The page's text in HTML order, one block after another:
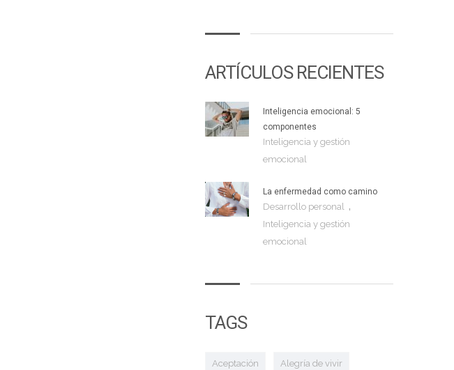
ARTÍCULOS RECIENTES
Inteligencia emocional: 5
componentes
Inteligencia y gestión
emocional
La enfermedad como camino
Desarrollo personal ,
Inteligencia y gestión
emocional
TAGS
Aceptación Alegría de vivir